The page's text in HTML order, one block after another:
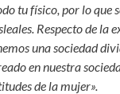
tu físico, por lo que
Respecto de la
una sociedad
en nuestra
de la mujer».